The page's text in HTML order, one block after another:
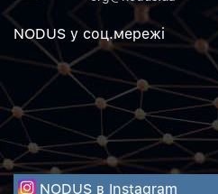
NODUS у соц.мережi
NODUS в Instagram